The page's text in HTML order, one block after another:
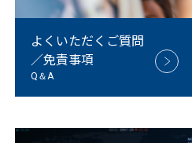
よくいただくご質問
／免責事項
Q＆A